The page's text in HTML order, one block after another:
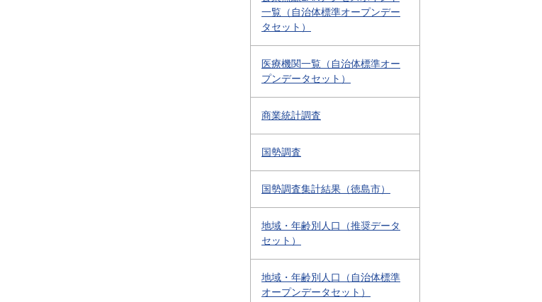
一覧（自治体標準オープンデー
タセット）
医療機関一覧（自治体標準オー
プンデータセット）
商業統計調査
国勢調査
国勢調査集計結果（徳島市）
地域・年齢別人口（推奨データ
セット）
地域・年齢別人口（自治体標準
オープンデータセット）